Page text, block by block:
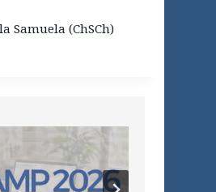
Samuela (ChSCh)